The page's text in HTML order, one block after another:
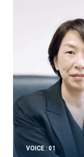
VOICE : 01